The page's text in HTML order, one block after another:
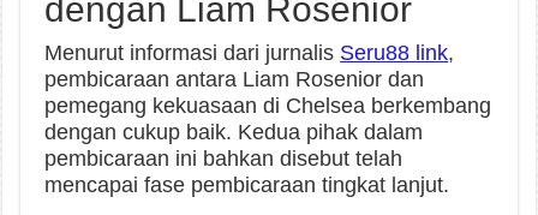
dengan Liam Rosenior
Menurut informasi dari jurnalis Seru88 link,
pembicaraan antara Liam Rosenior dan
pemegang kekuasaan di Chelsea berkembang
dengan cukup baik. Kedua pihak dalam
pembicaraan ini bahkan disebut telah
mencapai fase pembicaraan tingkat lanjut.